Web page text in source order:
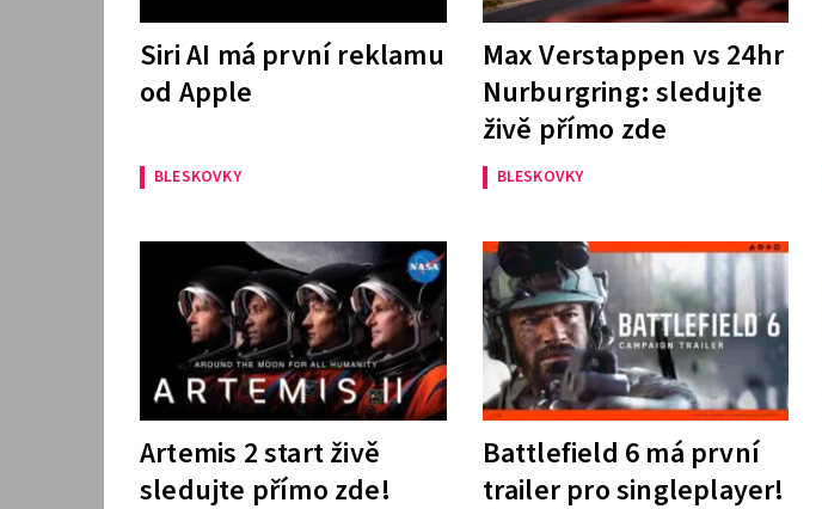
Siri AI má první reklamu
od Apple
BLESKOVKY
Max Verstappen vs 24hr
Nurburgring: sledujte
živě přímo zde
BLESKOVKY
Artemis 2 start živě
sledujte přímo zde!
Battlefield 6 má první
trailer pro singleplayer!